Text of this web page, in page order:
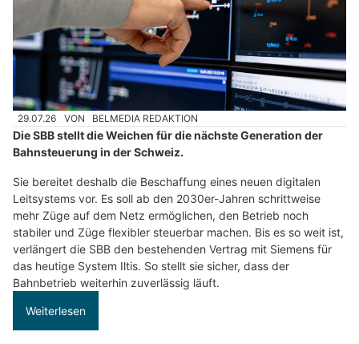
29.07.26 VON BELMEDIA REDAKTION
Die SBB stellt die Weichen für die nächste Generation der
Bahnsteuerung in der Schweiz.
Sie bereitet deshalb die Beschaffung eines neuen digitalen
Leitsystems vor. Es soll ab den 2030er-Jahren schrittweise
mehr Züge auf dem Netz ermöglichen, den Betrieb noch
stabiler und Züge flexibler steuerbar machen. Bis es so weit ist,
verlängert die SBB den bestehenden Vertrag mit Siemens für
das heutige System Iltis. So stellt sie sicher, dass der
Bahnbetrieb weiterhin zuverlässig läuft.
Weiterlesen